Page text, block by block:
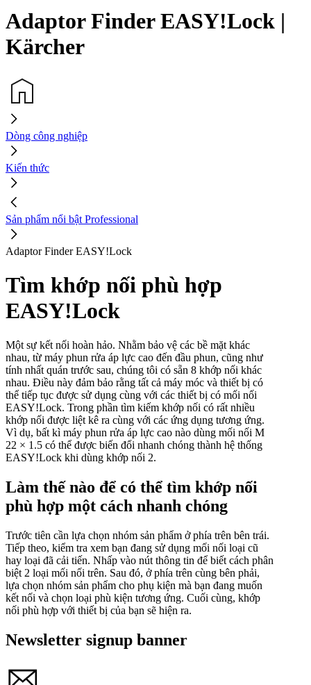
Adaptor Finder EASY!Lock |
Kärcher
Dòng công nghiệp
Kiến thức
Sản phẩm nổi bật Professional
Adaptor Finder EASY!Lock
Tìm khớp nối phù hợp
EASY!Lock
Một sự kết nối hoàn hảo. Nhằm bảo vệ các bề mặt khác
nhau, từ máy phun rửa áp lực cao đến đầu phun, cũng như
tính nhất quán trước sau, chúng tôi có sẵn 8 khớp nối khác
nhau. Điều này đảm bảo rằng tất cả máy móc và thiết bị có
thể tiếp tục được sử dụng cùng với các thiết bị có mối nối
EASY!Lock. Trong phần tìm kiếm khớp nối có rất nhiều
khớp nối được liệt kê ra cùng với các ứng dụng tương ứng.
Vì dụ, bất kì máy phun rửa áp lực cao nào dùng mối nối M
22 × 1.5 có thể được biến đổi nhanh chóng thành hệ thống
EASY!Lock khi dùng khớp nối 2.
Làm thế nào để có thể tìm khớp nối
phù hợp một cách nhanh chóng
Trước tiên cần lựa chọn nhóm sản phẩm ở phía trên bên trái.
Tiếp theo, kiểm tra xem bạn đang sử dụng mối nối loại cũ
hay loại đã cải tiến. Nhấp vào nút thông tin để biết cách phân
biệt 2 loại mối nối trên. Sau đó, ở phía trên cùng bên phải,
lựa chọn nhóm sản phẩm cho phụ kiện mà bạn đang muốn
kết nối và chọn loại phù kiện tương ứng. Cuối cùng, khớp
nối phù hợp với thiết bị của bạn sẽ hiện ra.
Newsletter signup banner